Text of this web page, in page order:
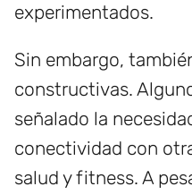
experimentados.
Sin embargo,
constructivas.
señalado la
conectividad con
salud y fitness. A